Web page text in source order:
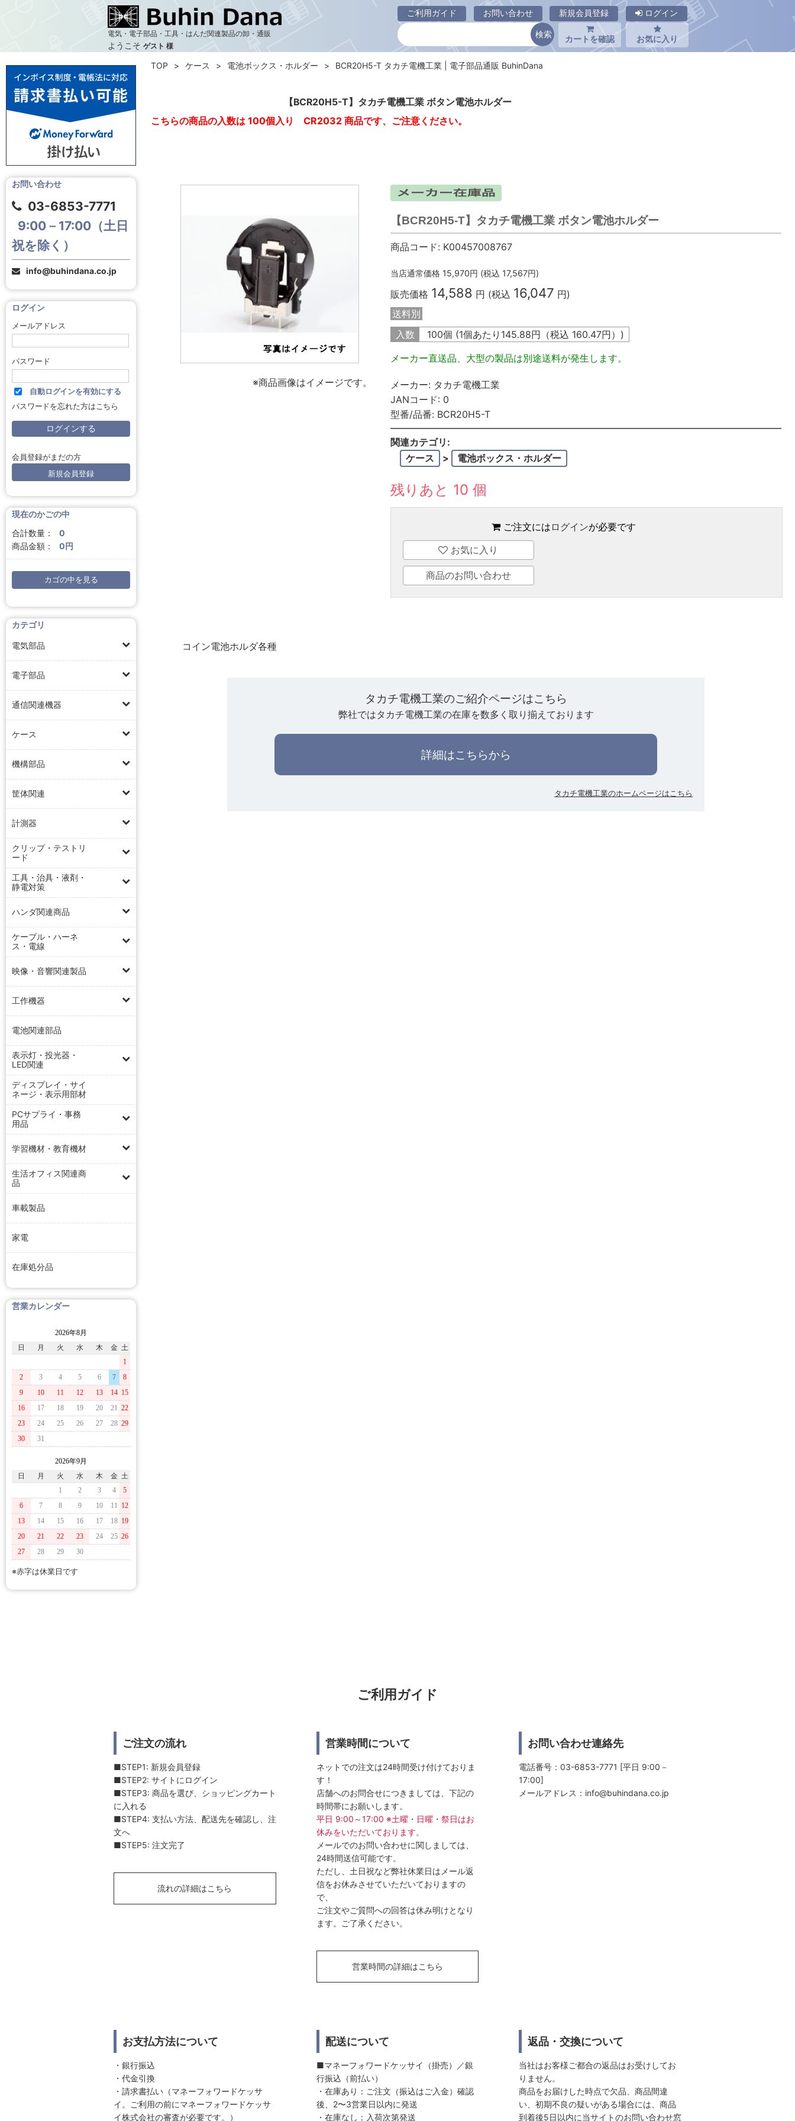
電気・電子部品・工具・はんだ関連製品の卸・通販
ようこそ ゲスト 様
ご利用ガイド お問い合わせ 新規会員登録 ログイン
カートを確認 お気に入り
【BCR20H5-T】タカチ電機工業 ボタン電池ホルダー
お問い合わせ
03-6853-7771
9:00－17:00（土日
祝を除く）
info@buhindana.co.jp
ログイン
メールアドレス
パスワード
自動ログインを有効にする
パスワードを忘れた方はこちら
会員登録がまだの方
新規会員登録
現在のかごの中
合計数量：
0
商品金額：
0円
カゴの中を見る
カテゴリ
電気部品
電子部品
通信関連機器
ケース
機構部品
筐体関連
計測器
クリップ・テストリ
ード
工具・治具・液剤・
静電対策
ハンダ関連商品
ケーブル・ハーネ
ス・電線
映像・音響関連製品
工作機器
電池関連部品
表示灯・投光器・
LED関連
ディスプレイ・サイ
ネージ・表示用部材
PCサプライ・事務
用品
学習機材・教育機材
生活オフィス関連商
品
車載製品
家電
在庫処分品
営業カレンダー
2026年8月
日
月 火 水 木 金 土
1
2
3 4 5 6 7
8
9
10 11 12 13 14 15
16
17 18 19 20 21 22
23
24 25 26 27 28 29
30
31
2026年9月
日
月 火 水 木 金 土
1
2 3 4
5
6
7 8 9 10 11 12
13
14 15 16 17 18 19
20
21 22 23 24 25 26
27
28 29 30
※赤字は休業日です
TOP ケース 電池ボックス・ホルダー BCR20H5-T タカチ電機工業 | 電子部品通販 BuhinDana
こちらの商品の入数は 100個入り CR2032 商品です、ご注意ください。
※商品画像はイメージです。
【BCR20H5-T】タカチ電機工業 ボタン電池ホルダー
商品コード: K00457008767
当店通常価格 15,970円 (税込 17,567円)
販売価格 14,588 円 (税込 16,047 円)
送料別
入数
100個 (1個あたり 145.88円（税込 160.47円）)
メーカー直送品、大型の製品は別途送料が発生します。
メーカー: タカチ電機工業
JANコード: 0
型番/品番: BCR20H5-T
関連カテゴリ:
ケース
> 電池ボックス・ホルダー
残りあと 10 個
ご注文には ログインが必要です
お気に入り
商品のお問い合わせ
コイン電池ホルダ各種
タカチ電機工業のご紹介ページはこちら
弊社ではタカチ電機工業の在庫を数多く取り揃えております
詳細はこちらから
タカチ電機工業のホームページはこちら
ご利用ガイド
ご注文の流れ
■STEP1: 新規会員登録
■STEP2: サイトにログイン
■STEP3: 商品を選び、ショッピングカート
に入れる
■STEP4: 支払い方法、配送先を確認し、注
文へ
■STEP5: 注文完了
流れの詳細はこちら
営業時間について
ネットでの注文は24時間受け付けておりま
す！
店舗へのお問合せにつきましては、下記の
時間帯にお願いします。
平日 9:00～17:00 ※土曜・日曜・祭日はお
休みをいただいております。
メールでのお問い合わせに関しましては、
24時間送信可能です。
ただし、土日祝など弊社休業日はメール返
信をお休みさせていただいておりますの
で、
ご注文やご質問への回答は休み明けとなり
ます。ご了承ください。
営業時間の詳細はこちら
お問い合わせ連絡先
電話番号：03-6853-7771 [平日 9:00－
17:00]
メールアドレス： info@buhindana.co.jp
お支払方法について
・銀行振込
・代金引換
・請求書払い（マネーフォワードケッサ
イ。ご利用の前にマネーフォワードケッサ
イ株式会社の審査が必要です。）
配送について
■マネーフォワードケッサイ（掛売）／銀
行振込（前払い）
・在庫あり：ご注文（振込はご入金）確認
後、2〜3営業日以内に発送
・在庫なし：入荷次第発送
返品・交換について
当社はお客様ご都合の返品はお受けしてお
りません。
商品をお届けした時点で欠品、商品間違
い、初期不良の疑いがある場合には、商品
到着後5日以内に当サイトのお問い合わせ窓